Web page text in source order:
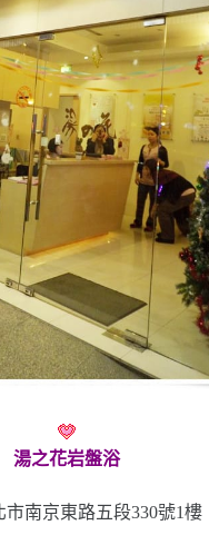
湯之花岩盤浴
市南京東路五段330號1樓